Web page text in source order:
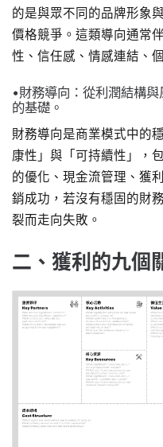
的是與眾不同的品牌形象
價格競爭。這類導向通常
性、信任感、情感連結、
•財務導向：從利潤結構
的基礎。
財務導向是商業模式中的
康性」與「可持續性」，
的優化、現金流管理、獲
銷成功，若沒有穩固的財
裂而走向失敗。
二、獲利的九個